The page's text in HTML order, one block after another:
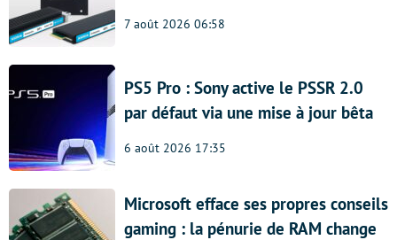
7 août 2026 06:58
PS5 Pro : Sony active le PSSR 2.0
par défaut via une mise à jour bêta
6 août 2026 17:35
Microsoft efface ses propres conseils
gaming : la pénurie de RAM change